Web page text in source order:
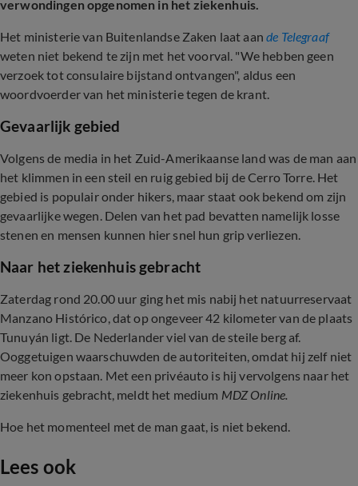
verwondingen opgenomen in het ziekenhuis.
Het ministerie van Buitenlandse Zaken laat aande Telegraaf
weten niet bekend te zijn met het voorval. "We hebben geen
verzoek tot consulaire bijstand ontvangen", aldus een
woordvoerder van het ministerie tegen de krant.
Gevaarlijk gebied
Volgens de media in het Zuid-Amerikaanse land was de man aan
het klimmen in een steil en ruig gebied bij de Cerro Torre. Het
gebied is populair onder hikers, maar staat ook bekend om zijn
gevaarlijke wegen. Delen van het pad bevatten namelijk losse
stenen en mensen kunnen hier snel hun grip verliezen.
Naar het ziekenhuis gebracht
Zaterdag rond 20.00 uur ging het mis nabij het natuurreservaat
Manzano Histórico, dat op ongeveer 42 kilometer van de plaats
Tunuyán ligt. De Nederlander viel van de steile berg af.
Ooggetuigen waarschuwden de autoriteiten, omdat hij zelf niet
meer kon opstaan. Met een privéauto is hij vervolgens naar het
ziekenhuis gebracht, meldt het medium MDZ Online.
Hoe het momenteel met de man gaat, is niet bekend.
Lees ook